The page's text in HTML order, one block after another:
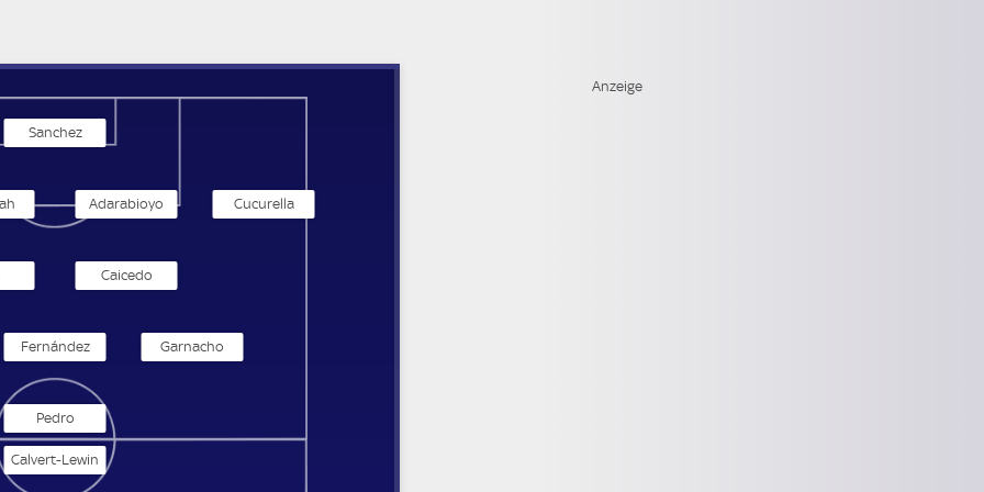
Sanchez
Adarabioyo Cucurella
Caicedo
Fernández Garnacho
Pedro
Calvert-Lewin